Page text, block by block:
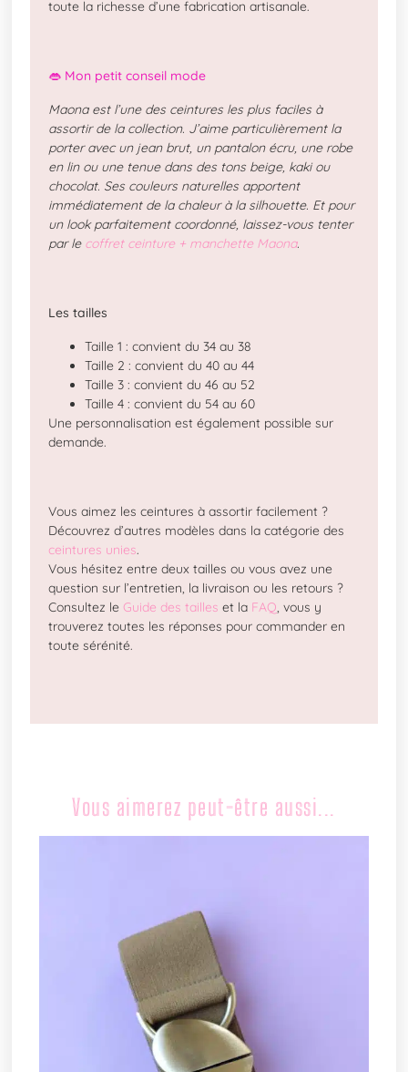
toute la richesse d’une fabrication artisanale.
👄 Mon petit conseil mode
Maona est l’une des ceintures les plus faciles à
assortir de la collection. J’aime particulièrement la
porter avec un jean brut, un pantalon écru, une robe
en lin ou une tenue dans des tons beige, kaki ou
chocolat. Ses couleurs naturelles apportent
immédiatement de la chaleur à la silhouette. Et pour
un look parfaitement coordonné, laissez-vous tenter
par le coffret ceinture + manchette Maona.
Les tailles
Taille 1 : convient du 34 au 38
Taille 2 : convient du 40 au 44
Taille 3 : convient du 46 au 52
Taille 4 : convient du 54 au 60
Une personnalisation est également possible sur
demande.
Vous aimez les ceintures à assortir facilement ?
Découvrez d’autres modèles dans la catégorie des
ceintures unies.
Vous hésitez entre deux tailles ou vous avez une
question sur l’entretien, la livraison ou les retours ?
Consultez leGuide des tailles et la FAQ, vous y
trouverez toutes les réponses pour commander en
toute sérénité.
Vous aimerez peut-être aussi...